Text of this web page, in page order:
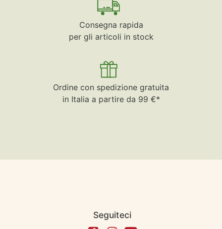
Consegna rapida
per gli articoli in stock
Ordine con spedizione gratuita
in Italia a partire da 99 €*
Seguiteci